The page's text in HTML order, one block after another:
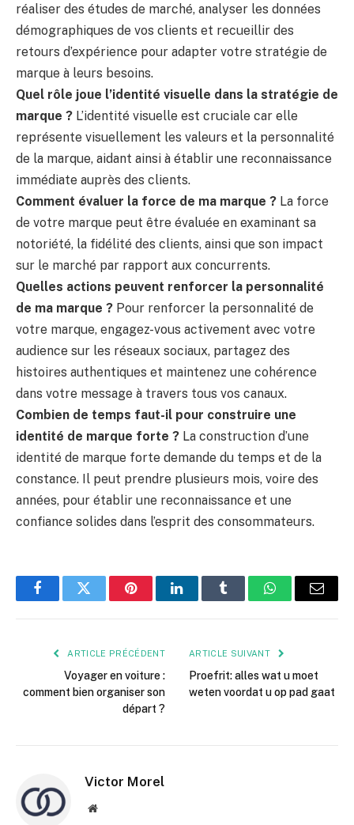
réaliser des études de marché, analyser les données
démographiques de vos clients et recueillir des
retours d’expérience pour adapter votre stratégie de
marque à leurs besoins.
Quel rôle joue l’identité visuelle dans la stratégie de
marque ? L’identité visuelle est cruciale car elle
représente visuellement les valeurs et la personnalité
de la marque, aidant ainsi à établir une reconnaissance
immédiate auprès des clients.
Comment évaluer la force de ma marque ? La force
de votre marque peut être évaluée en examinant sa
notoriété, la fidélité des clients, ainsi que son impact
sur le marché par rapport aux concurrents.
Quelles actions peuvent renforcer la personnalité
de ma marque ? Pour renforcer la personnalité de
votre marque, engagez-vous activement avec votre
audience sur les réseaux sociaux, partagez des
histoires authentiques et maintenez une cohérence
dans votre message à travers tous vos canaux.
Combien de temps faut-il pour construire une
identité de marque forte ? La construction d’une
identité de marque forte demande du temps et de la
constance. Il peut prendre plusieurs mois, voire des
années, pour établir une reconnaissance et une
confiance solides dans l’esprit des consommateurs.
FacebookTwitter PinterestLinkedInTumblr WhatsApp
E-
ARTICLE PRÉCÉDENT
Voyager en voiture :
comment bien organiser son
départ ?
ARTICLE SUIVANT
Proefrit: alles wat u moet
weten voordat u op pad gaat
Victor Morel
Site